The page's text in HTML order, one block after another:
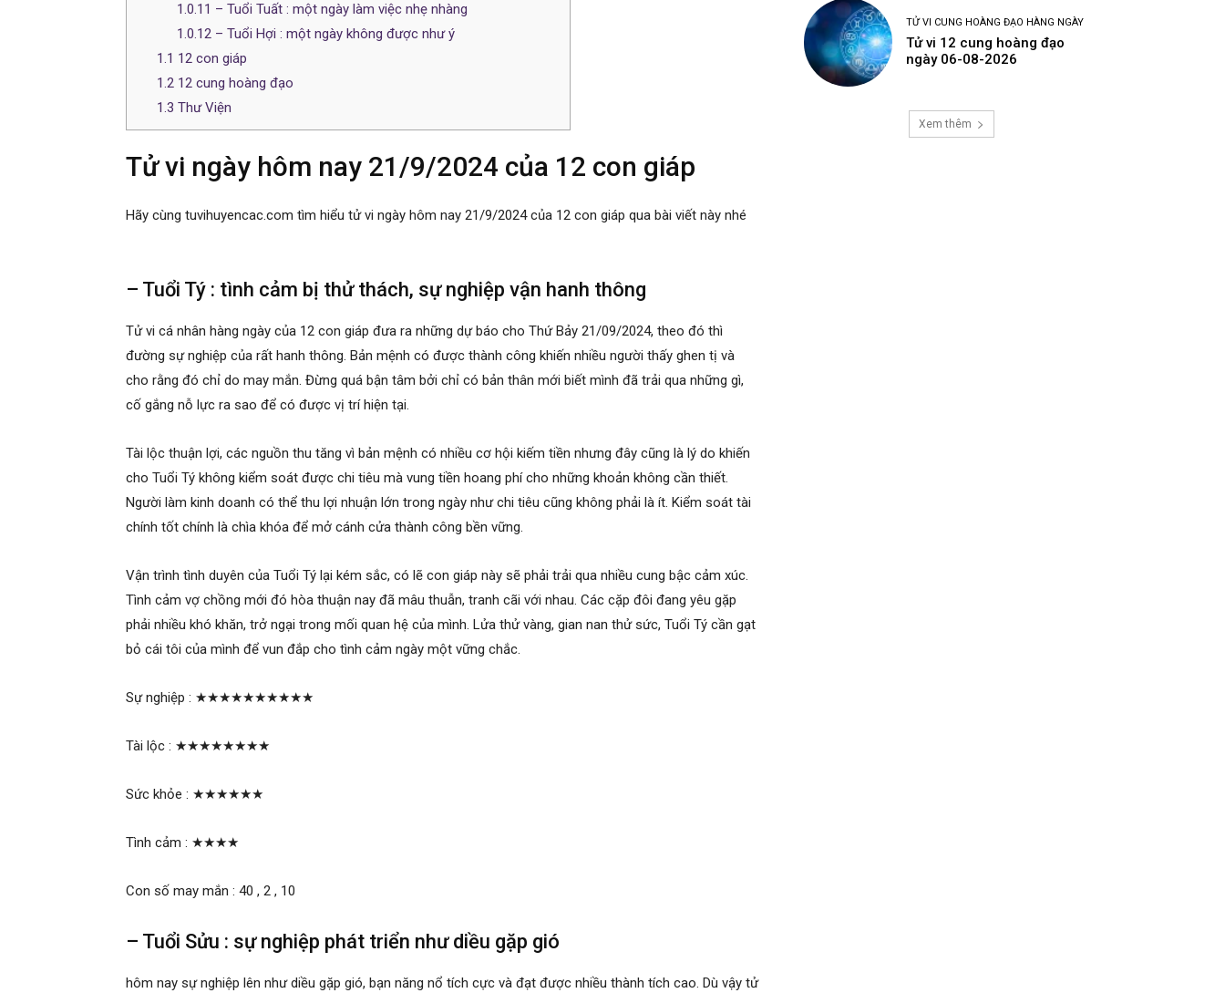
1.0.11 – Tuổi Tuất : một ngày làm việc nhẹ nhàng
1.0.12 – Tuổi Hợi : một ngày không được như ý
1.1 12 con giáp
1.212 cung hoàng đạo
1.3 Thư Viện
Tử vi ngày hôm nay 21/9/2024 của 12 con giáp
Hãy cùng tuvihuyencac.com tìm hiểu tử vi ngày hôm nay 21/9/2024 của 12 con giáp qua bài viết này nhé
– Tuổi Tý : tình cảm bị thử thách, sự nghiệp vận hanh thông
Tử vi cá nhân hàng ngày của 12 con giáp đưa ra những dự báo cho Thứ Bảy 21/09/2024, theo đó thì
đường sự nghiệp của rất hanh thông. Bản mệnh có được thành công khiến nhiều người thấy ghen tị và
cho rằng đó chỉ do may mắn. Đừng quá bận tâm bởi chỉ có bản thân mới biết mình đã trải qua những gì,
cố gắng nỗ lực ra sao để có được vị trí hiện tại.
Tài lộc thuận lợi, các nguồn thu tăng vì bản mệnh có nhiều cơ hội kiếm tiền nhưng đây cũng là lý do khiến
cho Tuổi Tý không kiểm soát được chi tiêu mà vung tiền hoang phí cho những khoản không cần thiết.
Người làm kinh doanh có thể thu lợi nhuận lớn trong ngày như chi tiêu cũng không phải là ít. Kiểm soát tài
chính tốt chính là chìa khóa để mở cánh cửa thành công bền vững.
Vận trình tình duyên của Tuổi Tý lại kém sắc, có lẽ con giáp này sẽ phải trải qua nhiều cung bậc cảm xúc.
Tình cảm vợ chồng mới đó hòa thuận nay đã mâu thuẫn, tranh cãi với nhau. Các cặp đôi đang yêu gặp
phải nhiều khó khăn, trở ngại trong mối quan hệ của mình. Lửa thử vàng, gian nan thử sức, Tuổi Tý cần gạt
bỏ cái tôi của mình để vun đắp cho tình cảm ngày một vững chắc.
Sự nghiệp : ★★★★★★★★★★
Tài lộc : ★★★★★★★★
Sức khỏe : ★★★★★★
Tình cảm : ★★★★
Con số may mắn : 40 , 2 , 10
– Tuổi Sửu : sự nghiệp phát triển như diều gặp gió
hôm nay sự nghiệp lên như diều gặp gió, bạn năng nổ tích cực và đạt được nhiều thành tích cao. Dù vậy tử
TỬ VI CUNG HOÀNG ĐẠO HÀNG NGÀY
Tử vi 12 cung hoàng đạo
ngày 06-08-2026
Xem thêm